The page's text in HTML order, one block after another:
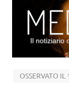
Il notiziario